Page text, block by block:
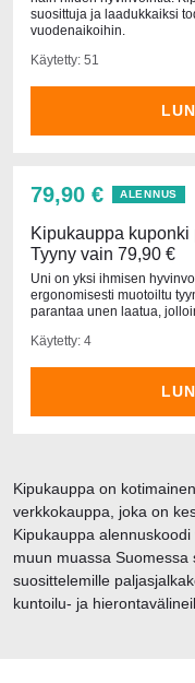
suosittuja ja laadukkaiksi
vuodenaikoihin.
Käytetty: 51
79,90 € ALENNUS
Kipukauppa
Tyyny vain 79,90 €
Uni on yksi ihmisen
ergonomisesti muotoiltu
parantaa unen laatua,
Käytetty: 4
Kipukauppa on
verkkokauppa, joka on
Kipukauppa
muun muassa
suosittelemille
kuntoilu- ja